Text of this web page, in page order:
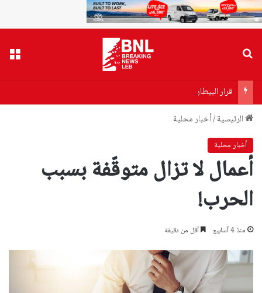
قرار البيطار يقترب… توقيفات مرتقبة واتهام سياسي لـ”حزب الله”
الرئيسية/أخبار محلية
أخبار محلية
أعمال لا تزال متوقّفة بسبب
الحرب!
منذ 4 أسابيع أقل من دقيقة